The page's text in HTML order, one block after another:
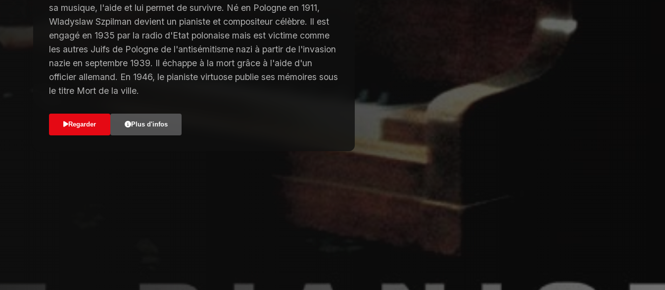
sa musique, l'aide et lui permet de survivre. Né en Pologne en 1911,
Wladyslaw Szpilman devient un pianiste et compositeur célèbre. Il est
engagé en 1935 par la radio d'Etat polonaise mais est victime comme
les autres Juifs de Pologne de l'antisémitisme nazi à partir de l'invasion
nazie en septembre 1939. Il échappe à la mort grâce à l'aide d'un
officier allemand. En 1946, le pianiste virtuose publie ses mémoires sous
le titre Mort de la ville.
Regarder Plus d'infos